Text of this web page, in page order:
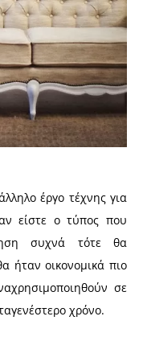
έργο τέχνης για
είστε ο τύπος που
συχνά τότε θα
ήταν οικονομικά πιο
σε
χρόνο.